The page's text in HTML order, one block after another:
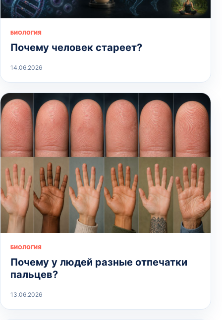
БИОЛОГИЯ
Почему человек стареет?
14.06.2026
БИОЛОГИЯ
Почему у людей разные отпечатки
пальцев?
13.06.2026